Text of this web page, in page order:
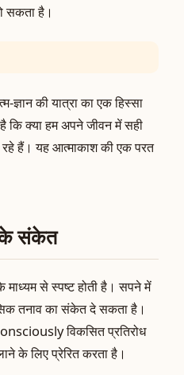
सकता है।
ज्ञान की यात्रा का एक हिस्सा
कि क्या हम अपने जीवन में सही
रहे हैं। यह आत्माकाश की एक परत
के संकेत
माध्यम से स्पष्ट होती है। सपने में
तनाव का संकेत दे सकता है।
विकसित प्रतिरोध
के लिए प्रेरित करता है।